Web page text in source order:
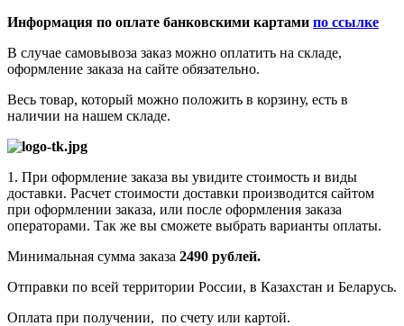
Информация по оплате банковскими картами по ссылке
В случае самовывоза заказ можно оплатить на складе,
оформление заказа на сайте обязательно.
Весь товар, который можно положить в корзину, есть в
наличии на нашем складе.
1. При оформление заказа вы увидите стоимость и виды
доставки. Расчет стоимости доставки производится сайтом
при оформлении заказа, или после оформления заказа
операторами. Так же вы сможете выбрать варианты оплаты.
Минимальная сумма заказа 2490 рублей.
Отправки по всей территории России, в Казахстан и Беларусь.
Оплата при получении, по счету или картой.